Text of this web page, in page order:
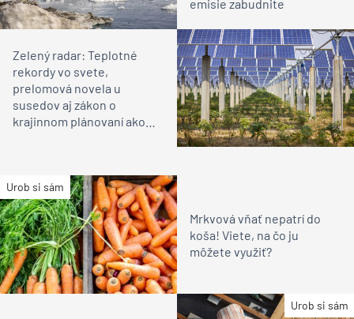
emisie zabudnite
Zelený radar: Teplotné
rekordy vo svete,
prelomová novela u
susedov aj zákon o
krajinnom plánovaní ako
Urob si sám
Mrkvová vňať nepatrí do
koša! Viete, na čo ju
môžete využiť?
Urob si sám